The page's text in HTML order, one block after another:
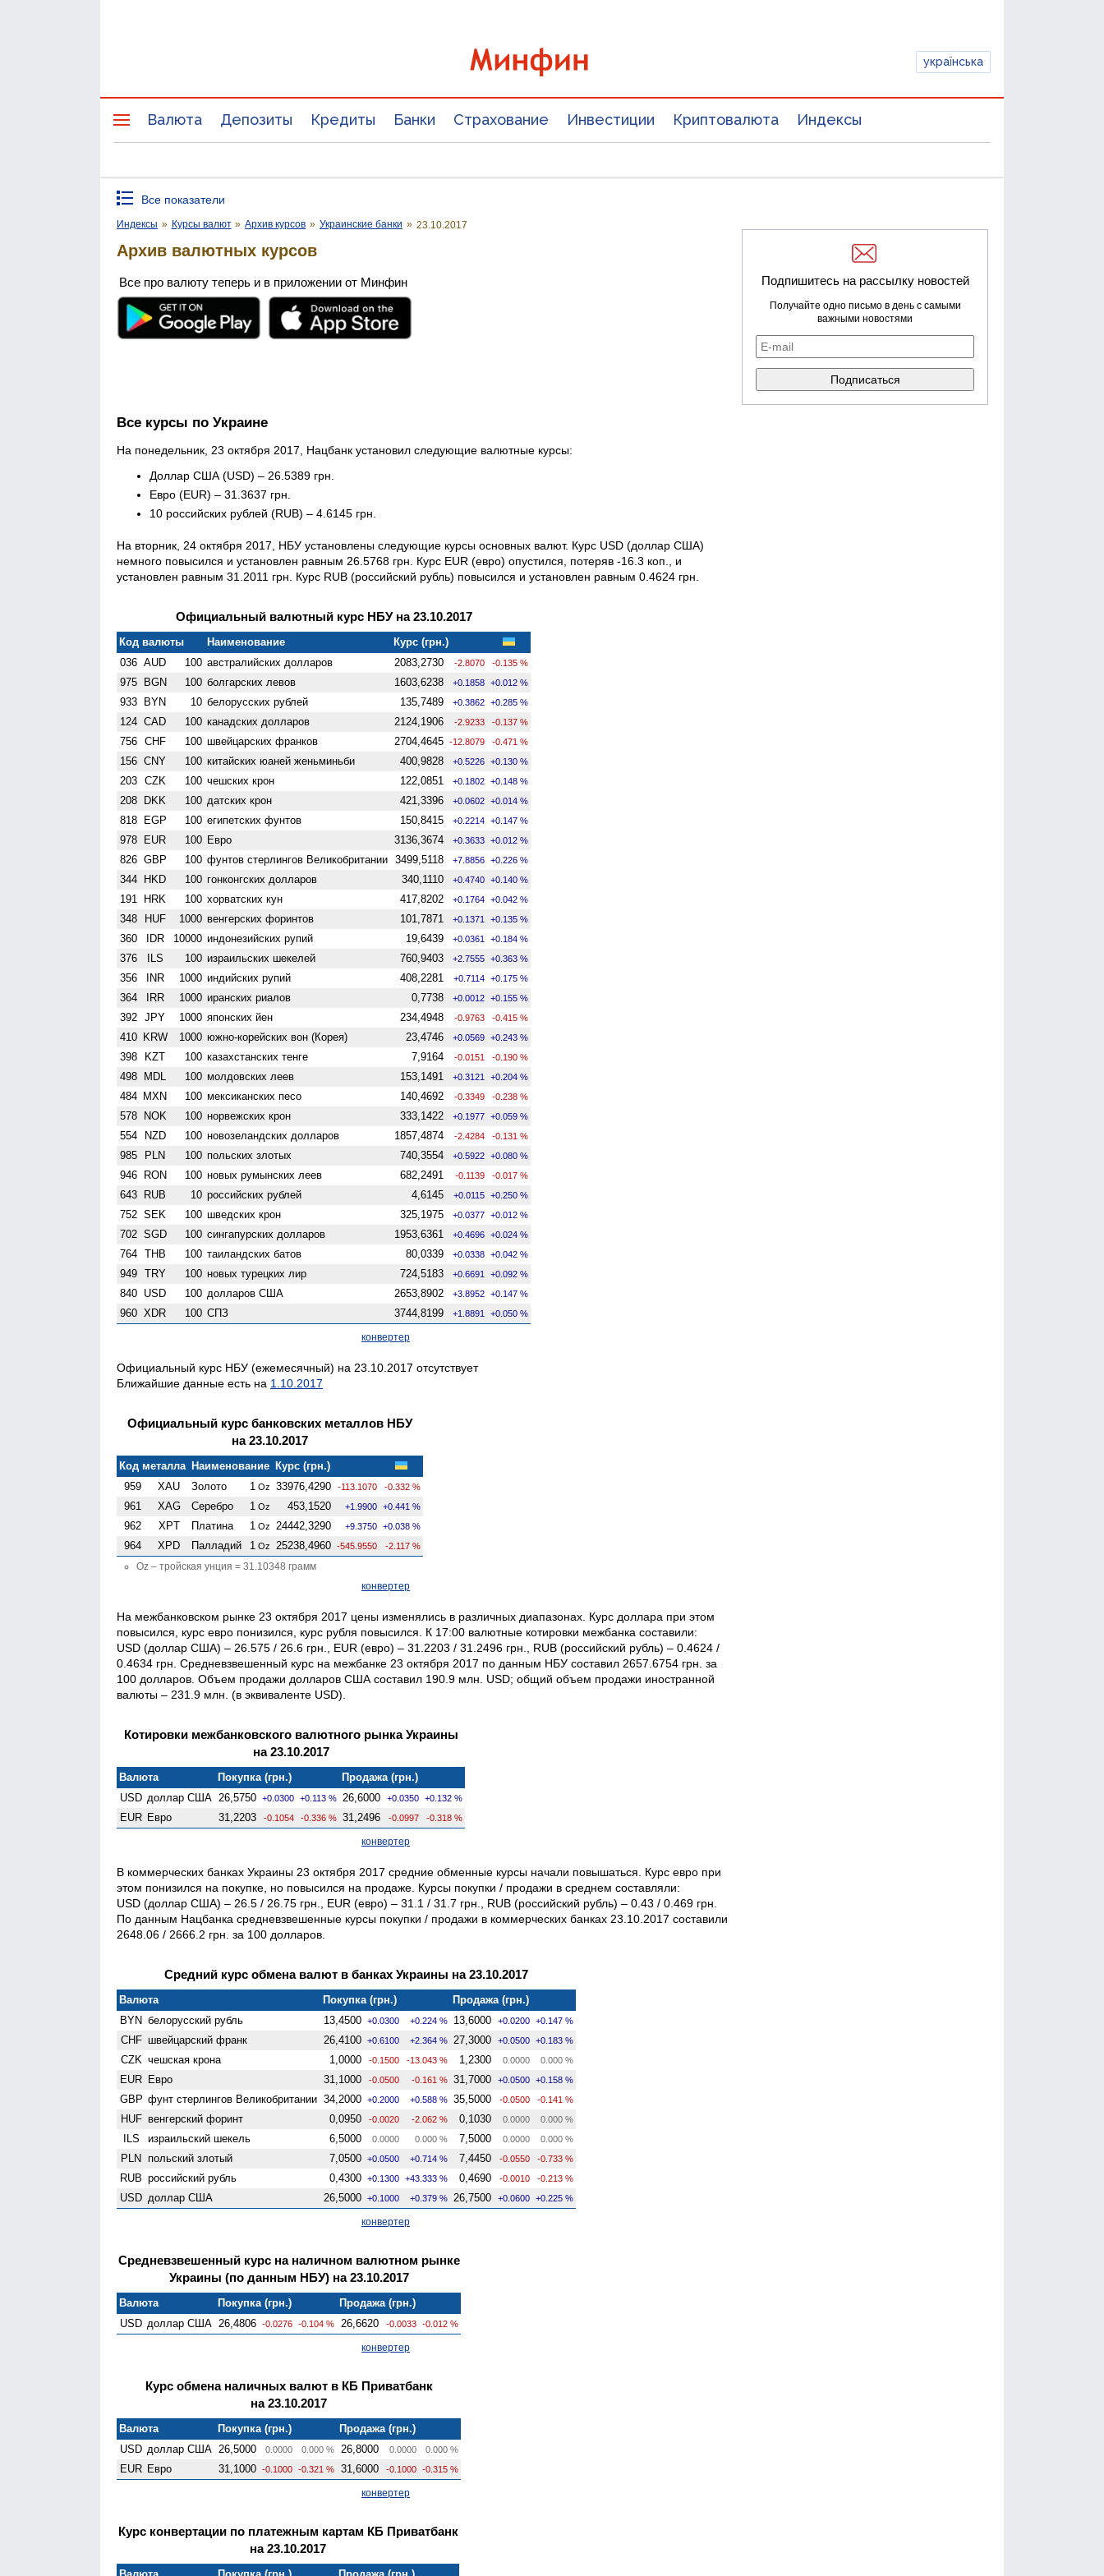
українська
Валюта Депозиты Кредиты Банки Страхование Инвестиции Криптовалюта Индексы
Все показатели
Индексы » Курсы валют » Архив курсов » Украинские банки » 23.10.2017
Архив валютных курсов
Все про валюту теперь и в приложении от Минфин
Все курсы по Украине
На понедельник, 23 октября 2017, Нацбанк установил следующие валютные курсы:
Доллар США (USD) – 26.5389 грн.
Евро (EUR) – 31.3637 грн.
10 российских рублей (RUB) – 4.6145 грн.
На вторник, 24 октября 2017, НБУ установлены следующие курсы основных валют. Курс USD (доллар США)
немного повысился и установлен равным 26.5768 грн. Курс EUR (евро) опустился, потеряв -16.3 коп., и
установлен равным 31.2011 грн. Курс RUB (российский рубль) повысился и установлен равным 0.4624 грн.
Официальный валютный курс НБУ на 23.10.2017
Код валюты Наименование
Курс (грн.)
036 AUD 100 австралийских долларов 2083,2730 -2.8070 -0.135 %
975 BGN 100 болгарских левов 1603,6238 +0.1858 +0.012 %
933 BYN 10 белорусских рублей 135,7489 +0.3862 +0.285 %
124 CAD 100 канадских долларов 2124,1906 -2.9233 -0.137 %
756 CHF 100 швейцарских франков 2704,4645 -12.8079 -0.471 %
156 CNY 100 китайских юаней женьминьби 400,9828 +0.5226 +0.130 %
203 CZK 100 чешских крон 122,0851 +0.1802 +0.148 %
208 DKK 100 датских крон 421,3396 +0.0602 +0.014 %
818 EGP 100 египетских фунтов 150,8415 +0.2214 +0.147 %
978 EUR 100 Евро 3136,3674 +0.3633 +0.012 %
826 GBP 100 фунтов стерлингов Велико­британии 3499,5118 +7.8856 +0.226 %
344 HKD 100 гонконгских долларов 340,1110 +0.4740 +0.140 %
191 HRK 100 хорватских кун 417,8202 +0.1764 +0.042 %
348 HUF 1000 венгерских форинтов 101,7871 +0.1371 +0.135 %
360 IDR 10000 индонезийских рупий 19,6439 +0.0361 +0.184 %
376 ILS 100 израильских шекелей 760,9403 +2.7555 +0.363 %
356 INR 1000 индийских рупий 408,2281 +0.7114 +0.175 %
364 IRR 1000 иранских риалов 0,7738 +0.0012 +0.155 %
392 JPY 1000 японских йен 234,4948 -0.9763 -0.415 %
410 KRW 1000 южно-корейских вон (Корея) 23,4746 +0.0569 +0.243 %
398 KZT 100 казахстанских тенге 7,9164 -0.0151 -0.190 %
498 MDL 100 молдовских леев 153,1491 +0.3121 +0.204 %
484 MXN 100 мексиканских песо 140,4692 -0.3349 -0.238 %
578 NOK 100 норвежских крон 333,1422 +0.1977 +0.059 %
554 NZD 100 ново­зеландских долларов 1857,4874 -2.4284 -0.131 %
985 PLN 100 польских злотых 740,3554 +0.5922 +0.080 %
946 RON 100 новых румынских леев 682,2491 -0.1139 -0.017 %
643 RUB 10 российских рублей 4,6145 +0.0115 +0.250 %
752 SEK 100 шведских крон 325,1975 +0.0377 +0.012 %
702 SGD 100 сингапурских долларов 1953,6361 +0.4696 +0.024 %
764 THB 100 таиландских батов 80,0339 +0.0338 +0.042 %
949 TRY 100 новых турецких лир 724,5183 +0.6691 +0.092 %
840 USD 100 долларов США 2653,8902 +3.8952 +0.147 %
960 XDR 100 СПЗ 3744,8199 +1.8891 +0.050 %
конвертер
Официальный курс НБУ (ежемесячный) на 23.10.2017 отсутствует
Ближайшие данные есть на 1.10.2017
Официальный курс банковских металлов НБУ
на 23.10.2017
Код металла Наименование Курс (грн.)
959
XAU Золото 1 Oz 33976,4290 -113.1070 -0.332 %
961 XAG Серебро 1 Oz 453,1520 +1.9900 +0.441 %
962 XPT Платина 1 Oz 24442,3290 +9.3750 +0.038 %
964 XPD Палладий 1 Oz 25238,4960 -545.9550 -2.117 %
Oz – тройская унция = 31.10348 грамм
конвертер
На межбанковском рынке 23 октября 2017 цены изменялись в различных диапазонах. Курс доллара при этом
повысился, курс евро понизился, курс рубля повысился. К 17:00 валютные котировки межбанка составили:
USD (доллар США) – 26.575 / 26.6 грн., EUR (евро) – 31.2203 / 31.2496 грн., RUB (российский рубль) – 0.4624 /
0.4634 грн. Средневзвешенный курс на межбанке 23 октября 2017 по данным НБУ составил 2657.6754 грн. за
100 долларов. Объем продажи долларов США составил 190.9 млн. USD; общий объем продажи иностранной
валюты – 231.9 млн. (в эквиваленте USD).
Котировки межбанковского валютного рынка Украины
на 23.10.2017
Валюта Покупка (грн.)
Продажа (грн.)
USD доллар США 26,5750 +0.0300 +0.113 % 26,6000 +0.0350 +0.132 %
EUR Евро 31,2203 -0.1054 -0.336 % 31,2496 -0.0997 -0.318 %
конвертер
В коммерческих банках Украины 23 октября 2017 средние обменные курсы начали повышаться. Курс евро при
этом понизился на покупке, но повысился на продаже. Курсы покупки / продажи в среднем составляли:
USD (доллар США) – 26.5 / 26.75 грн., EUR (евро) – 31.1 / 31.7 грн., RUB (российский рубль) – 0.43 / 0.469 грн.
По данным Нацбанка средневзвешенные курсы покупки / продажи в коммерческих банках 23.10.2017 составили
2648.06 / 2666.2 грн. за 100 долларов.
Средний курс обмена валют в банках Украины на 23.10.2017
Валюта Покупка (грн.)
Продажа (грн.)
BYN белорусский рубль 13,4500 +0.0300 +0.224 % 13,6000 +0.0200 +0.147 %
CHF швейцарский франк 26,4100 +0.6100 +2.364 % 27,3000 +0.0500 +0.183 %
CZK чешская крона 1,0000 -0.1500 -13.043 % 1,2300 0.0000 0.000 %
EUR Евро 31,1000 -0.0500 -0.161 % 31,7000 +0.0500 +0.158 %
GBP фунт стерлингов Велико­британии 34,2000 +0.2000 +0.588 % 35,5000 -0.0500 -0.141 %
HUF венгерский форинт 0,0950 -0.0020 -2.062 % 0,1030 0.0000 0.000 %
ILS израильский шекель 6,5000 0.0000 0.000 % 7,5000 0.0000 0.000 %
PLN польский злотый 7,0500 +0.0500 +0.714 % 7,4450 -0.0550 -0.733 %
RUB российский рубль 0,4300 +0.1300 +43.333 % 0,4690 -0.0010 -0.213 %
USD доллар США 26,5000 +0.1000 +0.379 % 26,7500 +0.0600 +0.225 %
конвертер
Средневзвешенный курс на наличном валютном рынке
Украины (по данным НБУ) на 23.10.2017
Валюта Покупка (грн.)
Продажа (грн.)
USD доллар США 26,4806 -0.0276 -0.104 % 26,6620 -0.0033 -0.012 %
конвертер
Курс обмена наличных валют в КБ Приватбанк
на 23.10.2017
Валюта Покупка (грн.)
Продажа (грн.)
USD доллар США 26,5000 0.0000 0.000 % 26,8000 0.0000 0.000 %
EUR Евро 31,1000 -0.1000 -0.321 % 31,6000 -0.1000 -0.315 %
конвертер
Курс конвертации по платежным картам КБ Приватбанк
на 23.10.2017
Подпишитесь на рассылку новостей
Получайте одно письмо в день с самыми
важными новостями